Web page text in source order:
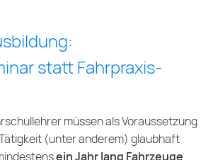
statt Fahrpraxis-
müssen als Voraussetzung
(unter anderem) glaubhaft
ein Jahr lang Fahrzeuge